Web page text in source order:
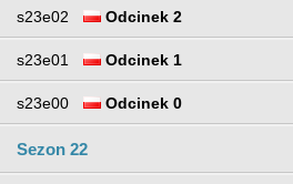
s23e02 Odcinek 2
s23e01 Odcinek 1
s23e00 Odcinek 0
Sezon 22